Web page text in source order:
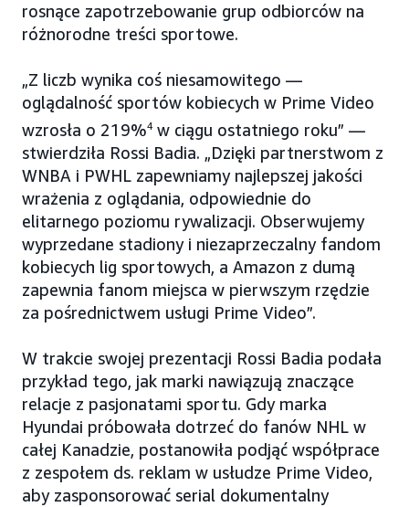
rosnące zapotrzebowanie grup odbiorców na
różnorodne treści sportowe.
„Z liczb wynika coś niesamowitego —
oglądalność sportów kobiecych w Prime Video
wzrosła o 219%4 w ciągu ostatniego roku” —
stwierdziła Rossi Badia. „Dzięki partnerstwom z
WNBA i PWHL zapewniamy najlepszej jakości
wrażenia z oglądania, odpowiednie do
elitarnego poziomu rywalizacji. Obserwujemy
wyprzedane stadiony i niezaprzeczalny fandom
kobiecych lig sportowych, a Amazon z dumą
zapewnia fanom miejsca w pierwszym rzędzie
za pośrednictwem usługi Prime Video”.
W trakcie swojej prezentacji Rossi Badia podała
przykład tego, jak marki nawiązują znaczące
relacje z pasjonatami sportu. Gdy marka
Hyundai próbowała dotrzeć do fanów NHL w
całej Kanadzie, postanowiła podjąć współprace
z zespołem ds. reklam w usłudze Prime Video,
aby zasponsorować serial dokumentalny